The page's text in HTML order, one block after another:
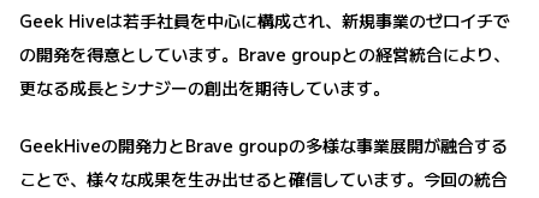
Geek Hiveは若手社員を中心に構成され、新規事業のゼロイチで
の開発を得意としています。Brave groupとの経営統合により、
更なる成長とシナジーの創出を期待しています。
GeekHiveの開発力とBrave groupの多様な事業展開が融合する
ことで、様々な成果を生み出せると確信しています。今回の統合